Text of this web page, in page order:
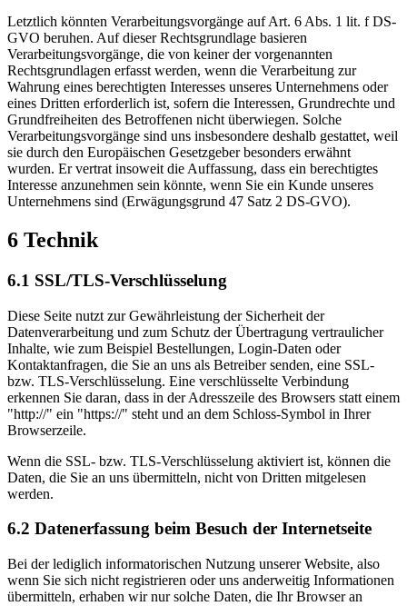
Letztlich könnten Verarbeitungsvorgänge auf Art. 6 Abs. 1 lit. f DS-
GVO beruhen. Auf dieser Rechtsgrundlage basieren
Verarbeitungsvorgänge, die von keiner der vorgenannten
Rechtsgrundlagen erfasst werden, wenn die Verarbeitung zur
Wahrung eines berechtigten Interesses unseres Unternehmens oder
eines Dritten erforderlich ist, sofern die Interessen, Grundrechte und
Grundfreiheiten des Betroffenen nicht überwiegen. Solche
Verarbeitungsvorgänge sind uns insbesondere deshalb gestattet, weil
sie durch den Europäischen Gesetzgeber besonders erwähnt
wurden. Er vertrat insoweit die Auffassung, dass ein berechtigtes
Interesse anzunehmen sein könnte, wenn Sie ein Kunde unseres
Unternehmens sind (Erwägungsgrund 47 Satz 2 DS-GVO).
6 Technik
6.1 SSL/TLS-Verschlüsselung
Diese Seite nutzt zur Gewährleistung der Sicherheit der
Datenverarbeitung und zum Schutz der Übertragung vertraulicher
Inhalte, wie zum Beispiel Bestellungen, Login-Daten oder
Kontaktanfragen, die Sie an uns als Betreiber senden, eine SSL-
bzw. TLS-Verschlüsselung. Eine verschlüsselte Verbindung
erkennen Sie daran, dass in der Adresszeile des Browsers statt einem
"http://" ein "https://" steht und an dem Schloss-Symbol in Ihrer
Browserzeile.
Wenn die SSL- bzw. TLS-Verschlüsselung aktiviert ist, können die
Daten, die Sie an uns übermitteln, nicht von Dritten mitgelesen
werden.
6.2 Datenerfassung beim Besuch der Internetseite
Bei der lediglich informatorischen Nutzung unserer Website, also
wenn Sie sich nicht registrieren oder uns anderweitig Informationen
übermitteln, erhaben wir nur solche Daten, die Ihr Browser an